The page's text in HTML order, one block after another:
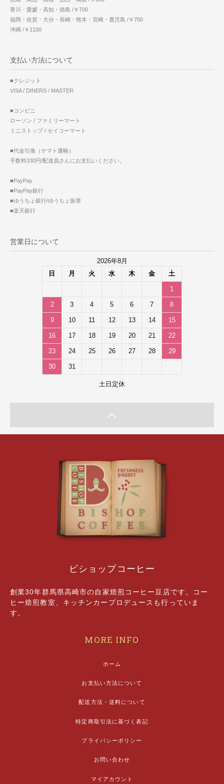
香川・愛媛・高知・徳島 /￥700
福岡・佐賀・大分・長崎・熊本・宮崎・鹿児島 /￥750
沖縄 /￥1100
支払い方法について
■クレジット
VISA / DINERS / MASTER
■コンビニ
ローソン / ファミリーマート
ミニストップ / セイコーマート
■代金引換（ヤマト運輸）
手数料330円/配達員さんにお支払いください。
■PayPay
■PayPay銀行
■ゆうちょ銀行/ゆうちょ振替
■楽天銀行
営業日について
2026年8月
日
月 火 水 木 金 土
1
2 3 4 5 6 7 8
9 10 11 12 13 14 15
16 17 18 19 20 21 22
23 24 25 26 27 28 29
30 31
土日定休
ビショップコーヒー
創業30年群馬県高崎市の自家焙煎コーヒー豆店です。コー
ヒー焙煎教室、キッチンカープロデュースも行っていま
す。
MORE INFO
ホーム
お支払い方法について
配送方法・送料について
特定商取引法に基づく表記
プライバシーポリシー
お問い合わせ
マイアカウント